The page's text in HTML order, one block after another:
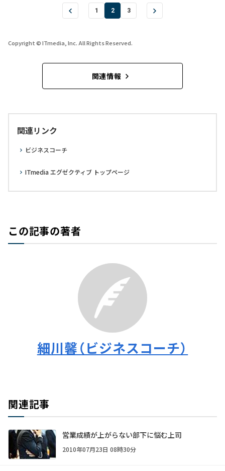
1 2 3
Copyright © ITmedia, Inc. All Rights Reserved.
関連情報
関連リンク
ビジネスコーチ
ITmedia エグゼクティブ トップページ
この記事の著者
細川馨（ビジネスコーチ）
関連記事
営業成績が上がらない部下に悩む上司
2010年07月23日 08時30分